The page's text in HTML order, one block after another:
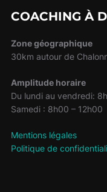
COACHING À
Zone géographique
30km autour de
Amplitude horaire
Du lundi au vendredi:
Samedi : 8h00 – 12h00
Mentions légales
Politique de